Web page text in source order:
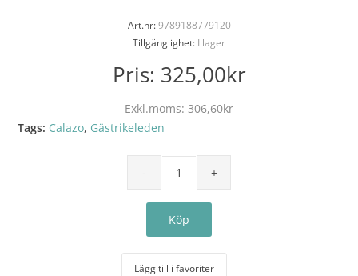
Art.nr:9789188779120
Tillgänglighet: I lager
Pris: 325,00kr
Exkl.moms: 306,60kr
Tags: Calazo, Gästrikeleden
Lägg till i favoriter